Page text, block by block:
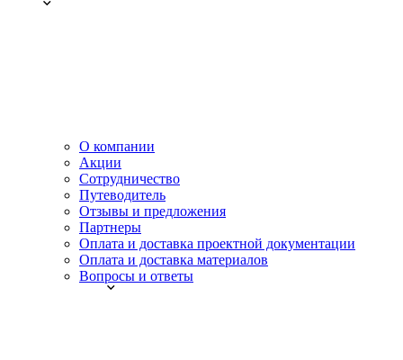
О компании
Акции
Сотрудничество
Путеводитель
Отзывы и предложения
Партнеры
Оплата и доставка проектной документации
Оплата и доставка материалов
Вопросы и ответы